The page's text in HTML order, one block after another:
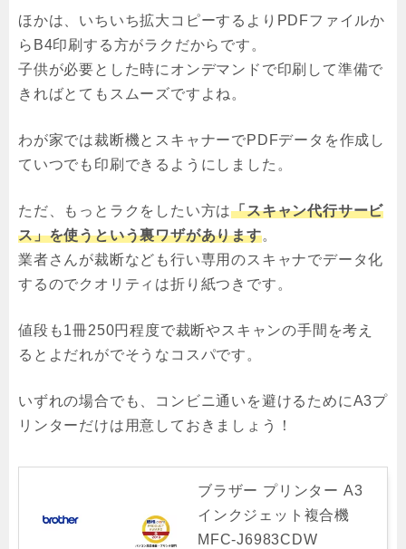
ほかは、いちいち拡大コピーするよりPDFファイルか
らB4印刷する方がラクだからです。
子供が必要とした時にオンデマンドで印刷して準備で
きればとてもスムーズですよね。
わが家では裁断機とスキャナーでPDFデータを作成し
ていつでも印刷できるようにしました。
ただ、もっとラクをしたい方は「スキャン代行サービ
ス」を使うという裏ワザがあります。
業者さんが裁断なども行い専用のスキャナでデータ化
するのでクオリティは折り紙つきです。
値段も1冊250円程度で裁断やスキャンの手間を考え
るとよだれがでそうなコスパです。
いずれの場合でも、コンビニ通いを避けるためにA3プ
リンターだけは用意しておきましょう！
ブラザー プリンター A3
インクジェット複合機
MFC-J6983CDW